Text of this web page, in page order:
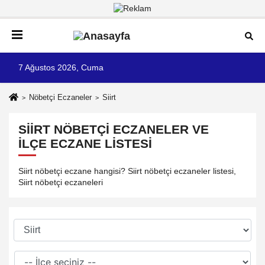
7 Ağustos 2026, Cuma
Nöbetçi Eczaneler Siirt
SIIRT NÖBETÇI ECZANELER VE
İLÇE ECZANE LISTESI
Siirt nöbetçi eczane hangisi? Siirt nöbetçi eczaneler listesi,
Siirt nöbetçi eczaneleri